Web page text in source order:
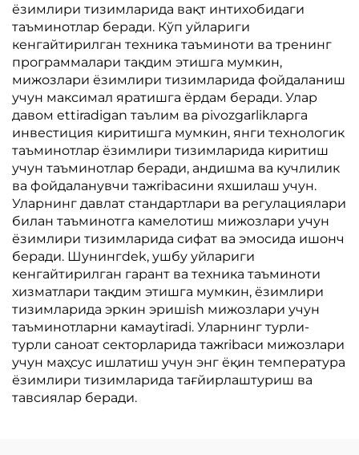
ёзимлири тизимларида вақт интихобидаги
таъминотлар беради. Кўп уйлариги
кенгайтирилган техника таъминоти ва тренинг
программалари тақдим этишга мумкин,
мижозлари ёзимлири тизимларида фойдаланиш
учун максимал яратишга ёрдам беради. Улар
давом ettiradigan таълим ва рivozgarlikларга
инвестиция киритишга мумкин, янги технологик
таъминотлар ёзимлири тизимларида киритиш
учун таъминотлар беради, андишма ва кучлилик
ва фойдаланувчи тажribaсини яхшилаш учун.
Уларнинг давлат стандартлари ва регулациялари
билан таъминотга камелотиш мижозлари учун
ёзимлири тизимларида сифат ва эмосида ишонч
беради. Шунингdek, ушбу уйлариги
кенгайтирилган гарант ва техника таъминоти
хизматлари тақдим этишга мумкин, ёзимлири
тизимларида эркин эришish мижозлари учун
таъминотларни камaytiradi. Уларнинг турли-
турли саноат секторларида тажribaси мижозлари
учун маҳсус ишлатиш учун энг ёқин температура
ёзимлири тизимларида тағйирлаштуриш ва
тавсиялар беради.